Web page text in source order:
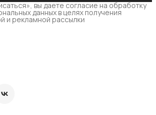
вы даете согласие на обработку
данных в целях получения
и рекламной рассылки